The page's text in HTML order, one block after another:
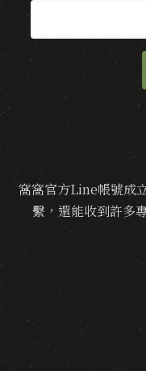
窩窩官方Line帳號成
繫，還能收到許多